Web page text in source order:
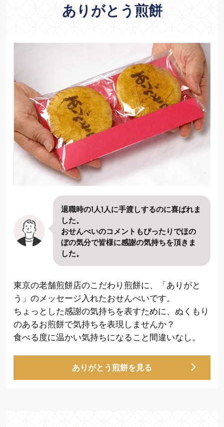
ありがとう煎餅
退職時の1人1人に手渡しするのに喜ばれま
した。
おせんべいのコメントもぴったりでほの
ぼの気分で皆様に感謝の気持ちを頂きま
した。
東京の老舗煎餅店のこだわり煎餅に、「ありがと
う」のメッセージ入れたおせんべいです。
ちょっとした感謝の気持ちを表すために、ぬくもり
のあるお煎餅で気持ちを表現しませんか？
食べる度に温かい気持ちになること間違いなし。
ありがとう煎餅を見る